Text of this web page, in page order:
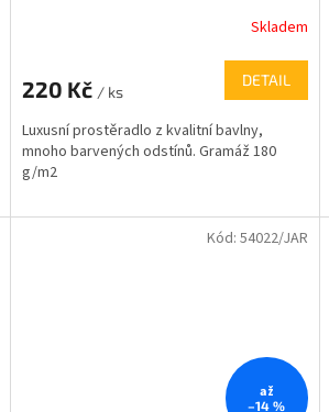
Skladem
220 Kč / ks
DETAIL
Luxusní prostěradlo z kvalitní bavlny,
mnoho barvených odstínů. Gramáž 180
g/m2
až
–14 %
Kód: 54022/JAR